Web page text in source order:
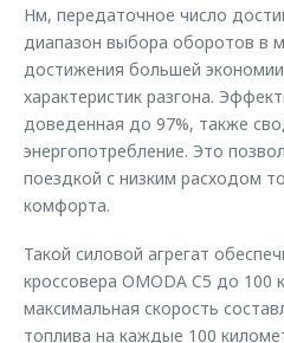
Нм, передаточное число
диапазон выбора оборотов в
достижения большей
характеристик разгона.
доведенная до 97%, также
энергопотребление. Это
поездкой с низким расходом
комфорта.
Такой силовой агрегат
кроссовера OMODA C5 до 100
максимальная скорость
топлива на каждые 100